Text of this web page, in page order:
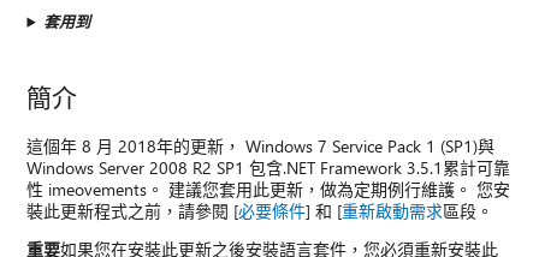
套用到
簡介
這個年 8 月 2018年的更新， Windows 7 Service Pack 1 (SP1)與
Windows Server 2008 R2 SP1 包含.NET Framework 3.5.1累計可靠
性 imeovements。 建議您套用此更新，做為定期例行維護。 您安
裝此更新程式之前，請參閱 [必要條件] 和 [重新啟動需求區段。
重要如果您在安裝此更新之後安裝語言套件，您必須重新安裝此